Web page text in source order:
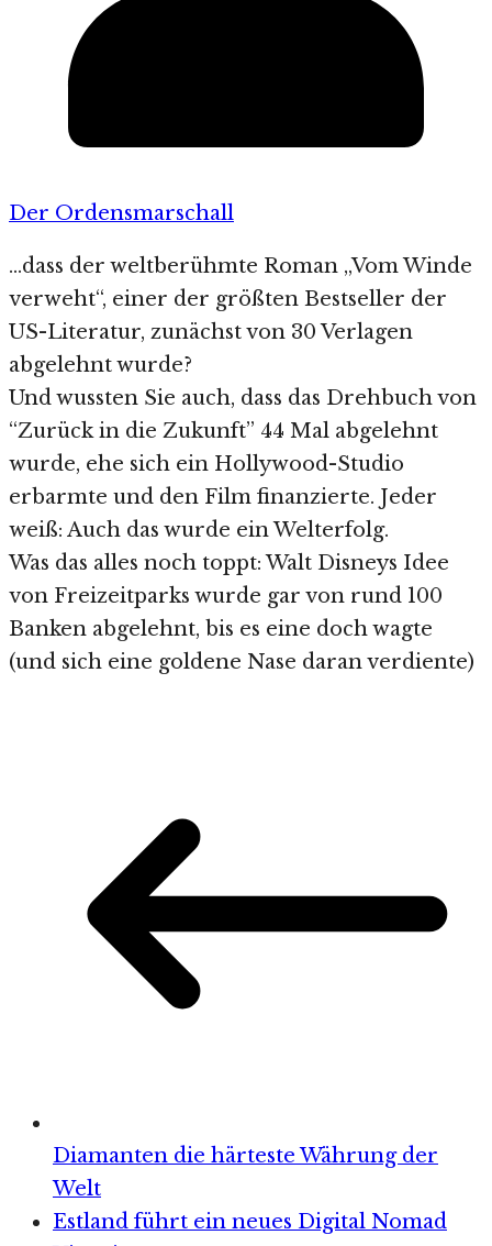
Der Ordensmarschall
…dass der weltberühmte Roman „Vom Winde
verweht“, einer der größten Bestseller der
US-Literatur, zunächst von 30 Verlagen
abgelehnt wurde?
Und wussten Sie auch, dass das Drehbuch von
“Zurück in die Zukunft” 44 Mal abgelehnt
wurde, ehe sich ein Hollywood-Studio
erbarmte und den Film finanzierte. Jeder
weiß: Auch das wurde ein Welterfolg.
Was das alles noch toppt: Walt Disneys Idee
von Freizeitparks wurde gar von rund 100
Banken abgelehnt, bis es eine doch wagte
(und sich eine goldene Nase daran verdiente)
Diamanten die härteste Währung der
Welt
Estland führt ein neues Digital Nomad